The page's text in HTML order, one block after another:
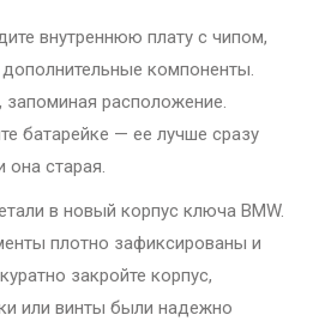
внутреннюю плату с чипом,
компоненты.
запоминая расположение.
батарейке — ее лучше сразу
она старая.
в новый корпус ключа BMW.
плотно зафиксированы и
закройте корпус,
или винты были надежно